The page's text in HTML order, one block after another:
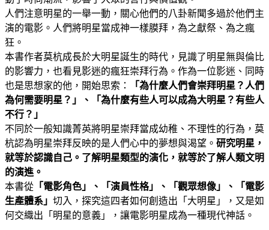
人們注意明星的一舉一動，關心他們的八卦新聞多過於他們主
演的電影。人們將明星當成神一樣膜拜，為之獻祭、為之瘋
狂。
本書作者莫杭成長於大明星誕生的時代，見識了明星無與倫比
的影響力，也看見影迷的瘋狂崇拜行為。作為一位影迷、同時
也是思想家的他，開始思索：
「為什麼人們會崇拜明星？人們
為何需要明星？」、「為什麼有些人可以成為大明星？有些人
不行？」
不同於一般知識菁英將明星崇拜當成幼稚、不理性的行為，莫
杭認為明星崇拜反映的是人們心中的夢想與渴望。 研究明星，
就等於認識自己。了解明星類型的演化，就等於了解人類文明
的演進。
本書從 「電影角色」、「演員性格」、「觀眾想像」、「電影
生產體系」 切入，探究這四者如何創造出「大明星」，又是如
何交織出「明星的意義」，讓電影明星成為一種現代神話。